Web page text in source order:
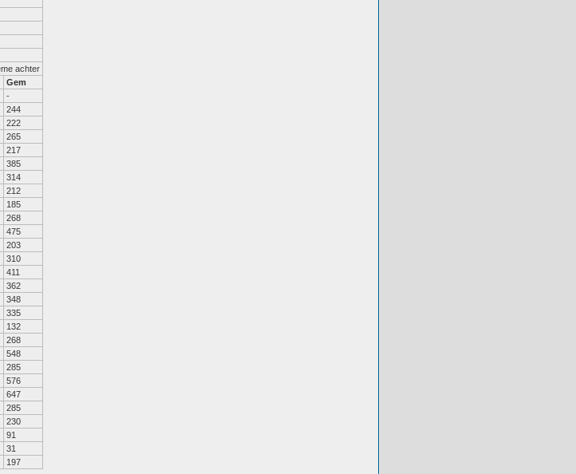
achter
Gem
-
244
222
265
217
385
314
212
185
268
475
203
310
411
362
348
335
132
268
548
285
576
647
285
230
91
31
197